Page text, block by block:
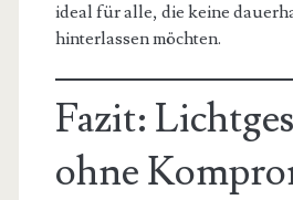
ideal für alle, die keine
hinterlassen möchten.
Fazit:
ohne